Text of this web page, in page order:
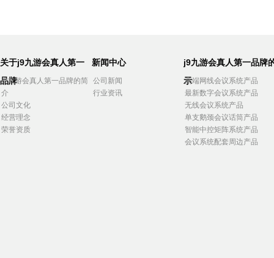
关于j9九游会真人第一
品牌
j9九游会真人第一品牌的简
介
公司文化
经营理念
荣誉资质
新闻中心
公司新闻
行业资讯
j9九游会真人第一品牌
示
高端网线会议系统产品
最新数字会议系统产品
无线会议系统产品
单支鹅颈会议话筒产品
智能中控矩阵系统产品
会议系统配套周边产品